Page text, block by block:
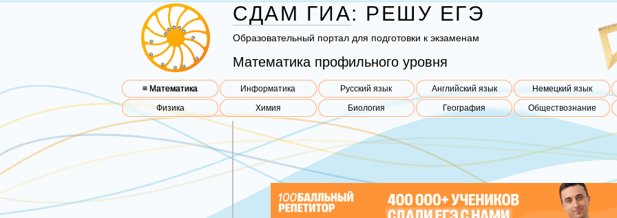
СДАМ ГИА: РЕШУ ЕГЭ
Об­ра­зо­ва­тель­ный пор­тал для под­го­тов­ки к эк­за­ме­нам
Математика профильного уровня
≡ Математика Информатика Русский язык Английский язык Немецкий язык
Физика
Химия Биология География Обществознание